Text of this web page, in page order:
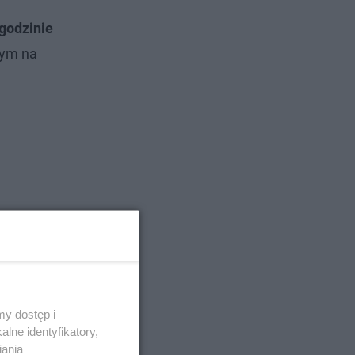
na
dostęp i
identyfikatory,